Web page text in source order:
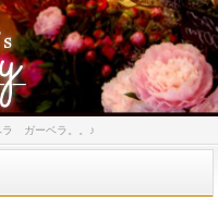
ラ ガーベラ。。♪